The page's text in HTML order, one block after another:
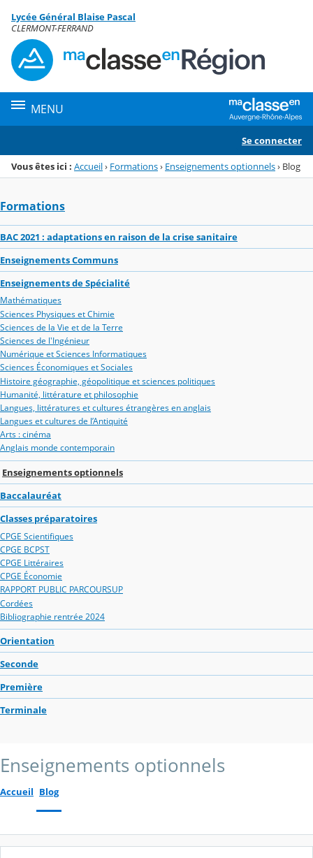
Menu de la rubrique
Contenu
Lycée Général Blaise Pascal
CLERMONT-FERRAND
MENU
Se connecter
Vous êtes ici : Accueil› Formations› Enseignements optionnels› Blog
Formations
BAC 2021 : adaptations en raison de la crise sanitaire
Enseignements Communs
Enseignements de Spécialité
Mathématiques
Sciences Physiques et Chimie
Sciences de la Vie et de la Terre
Sciences de l'Ingénieur
Numérique et Sciences Informatiques
Sciences Économiques et Sociales
Histoire géographie, géopolitique et sciences politiques
Humanité, littérature et philosophie
Langues, littératures et cultures étrangères en anglais
Langues et cultures de l’Antiquité
Arts : cinéma
Anglais monde contemporain
Enseignements optionnels
Baccalauréat
Classes préparatoires
CPGE Scientifiques
CPGE BCPST
CPGE Littéraires
CPGE Économie
RAPPORT PUBLIC PARCOURSUP
Cordées
Bibliographie rentrée 2024
Orientation
Seconde
Première
Terminale
Enseignements optionnels
Accueil Blog